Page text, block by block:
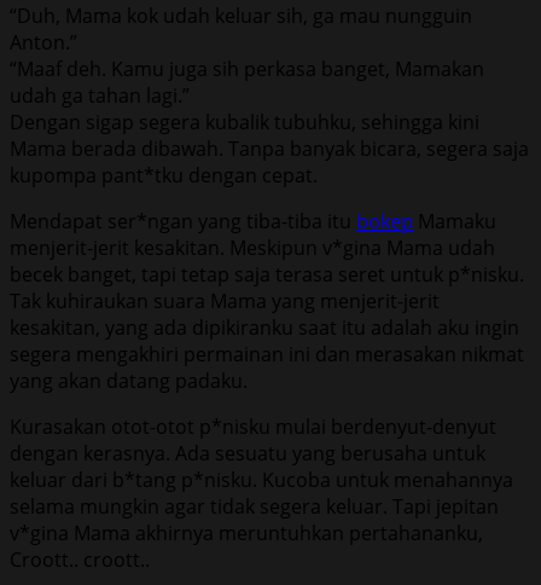
“Duh, Mama kok udah keluar sih, ga mau nungguin
Anton.”
“Maaf deh. Kamu juga sih perkasa banget, Mamakan
udah ga tahan lagi.”
Dengan sigap segera kubalik tubuhku, sehingga kini
Mama berada dibawah. Tanpa banyak bicara, segera saja
kupompa pant*tku dengan cepat.
Mendapat ser*ngan yang tiba-tiba itu bokep Mamaku
menjerit-jerit kesakitan. Meskipun v*gina Mama udah
becek banget, tapi tetap saja terasa seret untuk p*nisku.
Tak kuhiraukan suara Mama yang menjerit-jerit
kesakitan, yang ada dipikiranku saat itu adalah aku ingin
segera mengakhiri permainan ini dan merasakan nikmat
yang akan datang padaku.
Kurasakan otot-otot p*nisku mulai berdenyut-denyut
dengan kerasnya. Ada sesuatu yang berusaha untuk
keluar dari b*tang p*nisku. Kucoba untuk menahannya
selama mungkin agar tidak segera keluar. Tapi jepitan
v*gina Mama akhirnya meruntuhkan pertahananku,
Croott.. croott..